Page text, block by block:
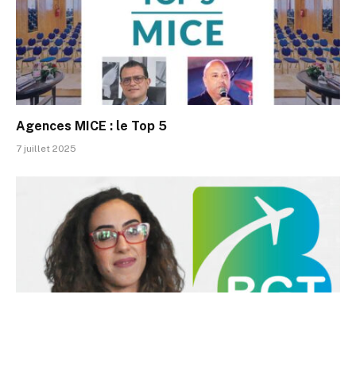
Agences MICE : le Top 5
7 juillet 2025